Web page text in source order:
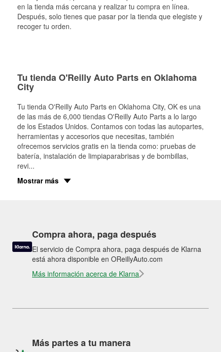
en la tienda más cercana y realizar tu compra en línea.
Después, solo tienes que pasar por la tienda que elegiste y
recoger tu orden.
Tu tienda O'Reilly Auto Parts en Oklahoma
City
Tu tienda O'Reilly Auto Parts en Oklahoma City, OK es una
de las más de 6,000 tiendas O'Reilly Auto Parts a lo largo
de los Estados Unidos. Contamos con todas las autopartes,
herramientas y accesorios que necesitas, también
ofrecemos servicios gratis en la tienda como: pruebas de
batería, instalación de limpiaparabrisas y de bombillas,
revi...
Mostrar más
Compra ahora, paga después
El servicio de Compra ahora, paga después de Klarna
está ahora disponible en OReillyAuto.com
Más información acerca de Klarna
Más partes a tu manera